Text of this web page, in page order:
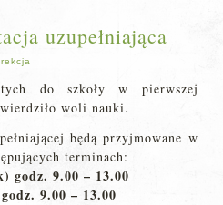
uzupełniająca
do szkoły w pierwszej
woli nauki.
będą przyjmowane w
terminach:
godz. 9.00 – 13.00
9.00 – 13.00